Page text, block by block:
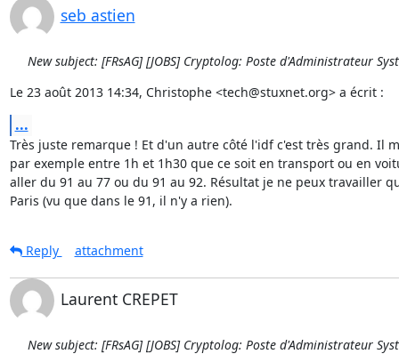
seb astien
New subject: [FRsAG] [JOBS] Cryptolog: Poste d'Administrateur
Le 23 août 2013 14:34, Christophe <tech@stuxnet.org> a écrit :
...
Très juste remarque ! Et d'un autre côté l'idf c'est très grand. Il
par exemple entre 1h et 1h30 que ce soit en transport ou en
aller du 91 au 77 ou du 91 au 92. Résultat je ne peux travailler
Paris (vu que dans le 91, il n'y a rien).
Reply attachment
Laurent CREPET
New subject: [FRsAG] [JOBS] Cryptolog: Poste d'Administrateur